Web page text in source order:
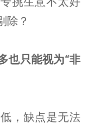
除？
也只能视为“非
，缺点是无法